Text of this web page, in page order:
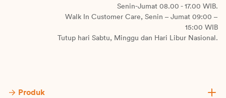
Senin-Jumat 08.00 - 17.00 WIB.
Walk In Customer Care, Senin – Jumat 09:00 –
15:00 WIB
Tutup hari Sabtu, Minggu dan Hari Libur Nasional.
Produk